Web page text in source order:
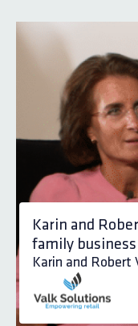
Karin and
family
Karin and Robert